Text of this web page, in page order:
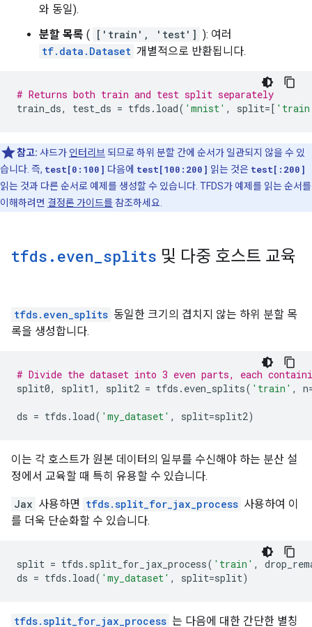
와 동일).
분할 목록 ( ['train', 'test'] ): 여러
tf.data.Dataset 개별적으로 반환됩니다.
# Returns both train and test split separately
train_ds, test_ds = tfds . load( 'mnist' , split=[
참고: 샤드가 인터리브 되므로 하위 분할 간에 순서가 일관되지 않을 수 있
습니다. 즉, test[0:100] 다음에 test[100:200] 읽는 것은 test[:200]
읽는 것과 다른 순서로 예제를 생성할 수 있습니다. TFDS가 예제를 읽는 순서를
이해하려면 결정론 가이드를 참조하세요.
tfds . even splits 및 다중 호스트 교육
tfds.even_splits 동일한 크기의 겹치지 않는 하위 분할 목
록을 생성합니다.
# Divide the dataset into 3 even parts, each
split0, split1 , split2 = tfds . even_splits( 'train' , n
ds = tfds . load( 'my_dataset' , split=split2)
이는 각 호스트가 원본 데이터의 일부를 수신해야 하는 분산 설
정에서 교육할 때 특히 유용할 수 있습니다.
Jax 사용하면 tfds.split_for_jax_process 사용하여 이
를 더욱 단순화할 수 있습니다.
split = tfds . split_for_jax_process( 'train' ,
ds = tfds . load( 'my_dataset' , split=split)
tfds.split_for_jax_process 는 다음에 대한 간단한 별칭